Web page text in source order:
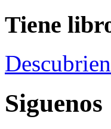
Tiene
Siguenos